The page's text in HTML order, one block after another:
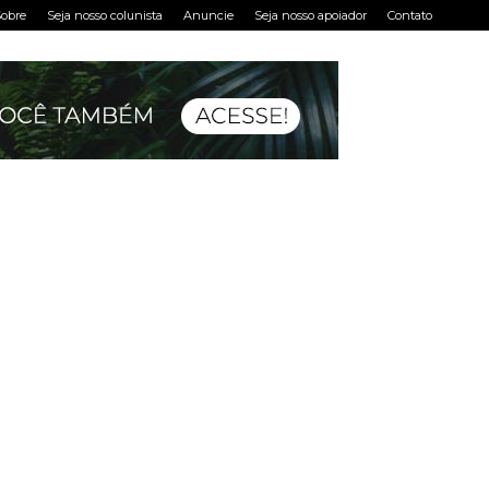
Seja nosso colunista Anuncie Seja nosso apoiador Contato